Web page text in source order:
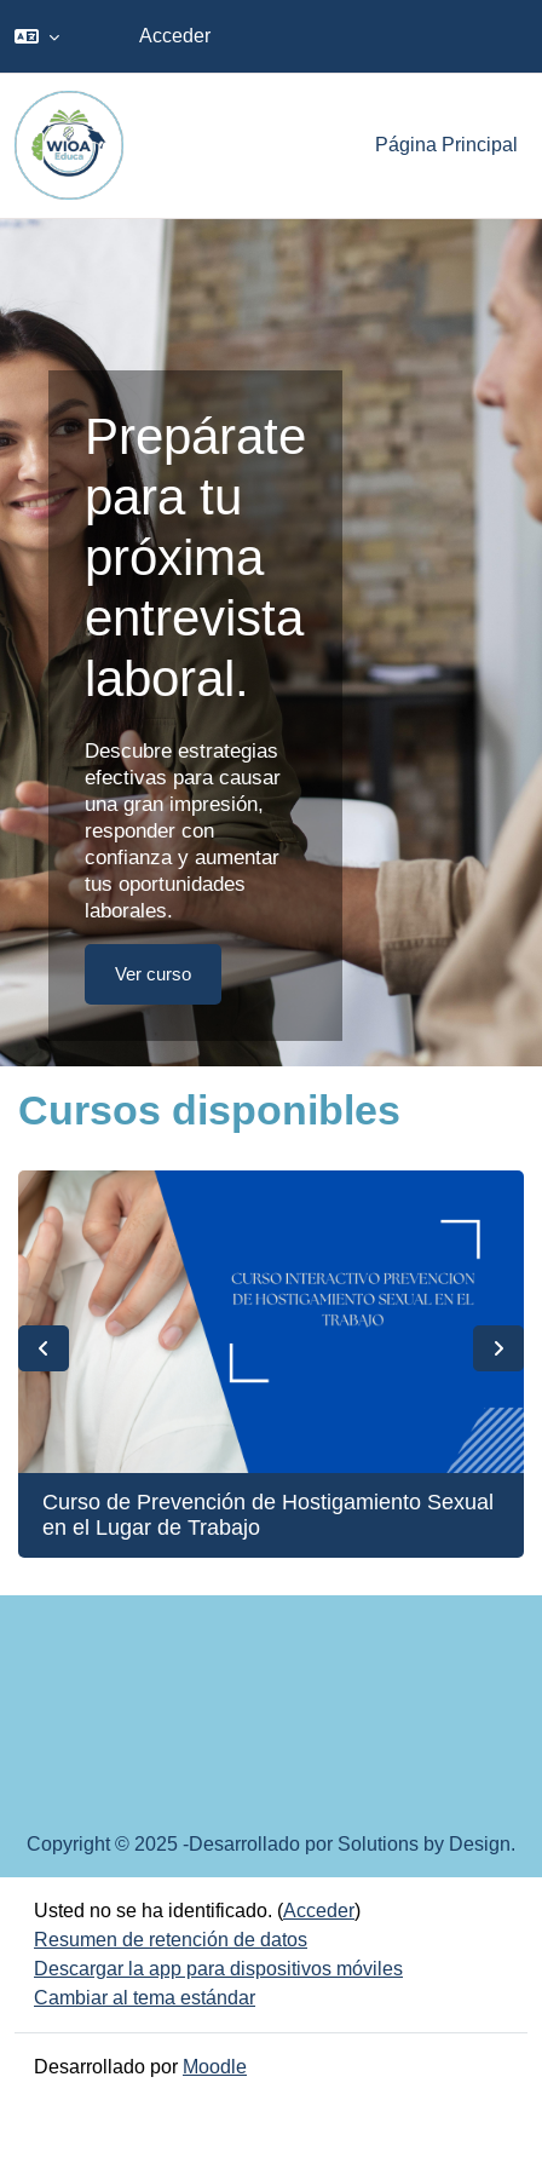
Acceder
Página Principal
Prepárate
para tu
próxima
entrevista
laboral.
Descubre estrategias
efectivas para causar
una gran impresión,
responder con
confianza y aumentar
tus oportunidades
laborales.
Ver curso
Cursos disponibles
Curso de Prevención de Hostigamiento Sexual
en el Lugar de Trabajo
Copyright © 2025 -Desarrollado por Solutions by Design.
Usted no se ha identificado. (Acceder)
Resumen de retención de datos
Descargar la app para dispositivos móviles
Cambiar al tema estándar
Desarrollado por Moodle